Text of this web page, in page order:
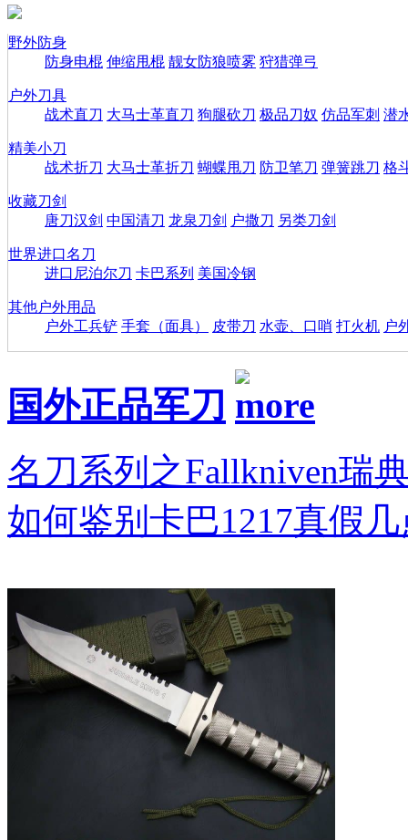
野外防身
防身电棍 伸缩甩棍 靓女防狼喷雾 狩猎弹弓
户外刀具
战术直刀 大马士革直刀 狗腿砍刀 极品刀奴 仿品军刺 潜
精美小刀
战术折刀 大马士革折刀 蝴蝶甩刀 防卫笔刀 弹簧跳刀 格
收藏刀剑
唐刀汉剑 中国清刀 龙泉刀剑 户撒刀 另类刀剑
世界进口名刀
进口尼泊尔刀 卡巴系列 美国冷钢
其他户外用品
户外工兵铲 手套（面具） 皮带刀 水壶、口哨 打火机 户
国外正品军刀
名刀系列之Fallkniven瑞
如何鉴别卡巴1217真假